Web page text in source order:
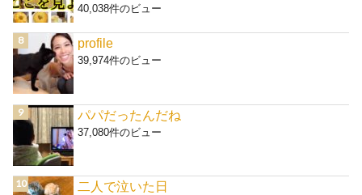
40,038件のビュー
profile
39,974件のビュー
パパだったんだね
37,080件のビュー
二人で泣いた日